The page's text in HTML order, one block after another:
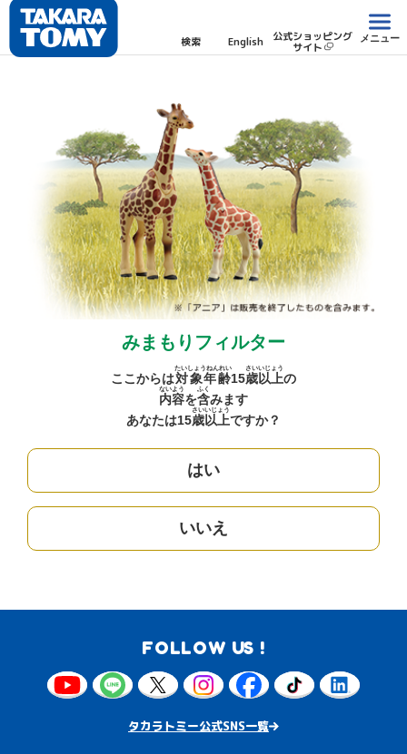
検索 English 公式ショッピング
サイト
メニュー
みまもりフィルター
ここからは対象年齢
たいしょうねんれい
15歳
さい
以上
いじょう
の
内容
ないよう
を含
ふく
みます
あなたは15歳
さい
以上
いじょう
ですか？
はい
いいえ
FOLLOW US !
タカラトミー公式SNS一覧